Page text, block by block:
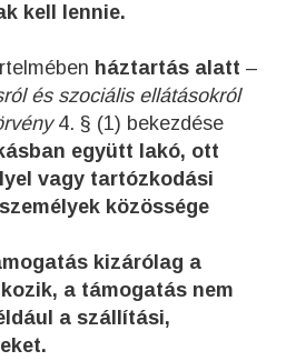
kell lennie.
háztartás alatt –
és szociális ellátásokról
4. § (1) bekezdése
együtt lakó, ott
vagy tartózkodási
közössége
kizárólag a
a támogatás nem
a szállítási,